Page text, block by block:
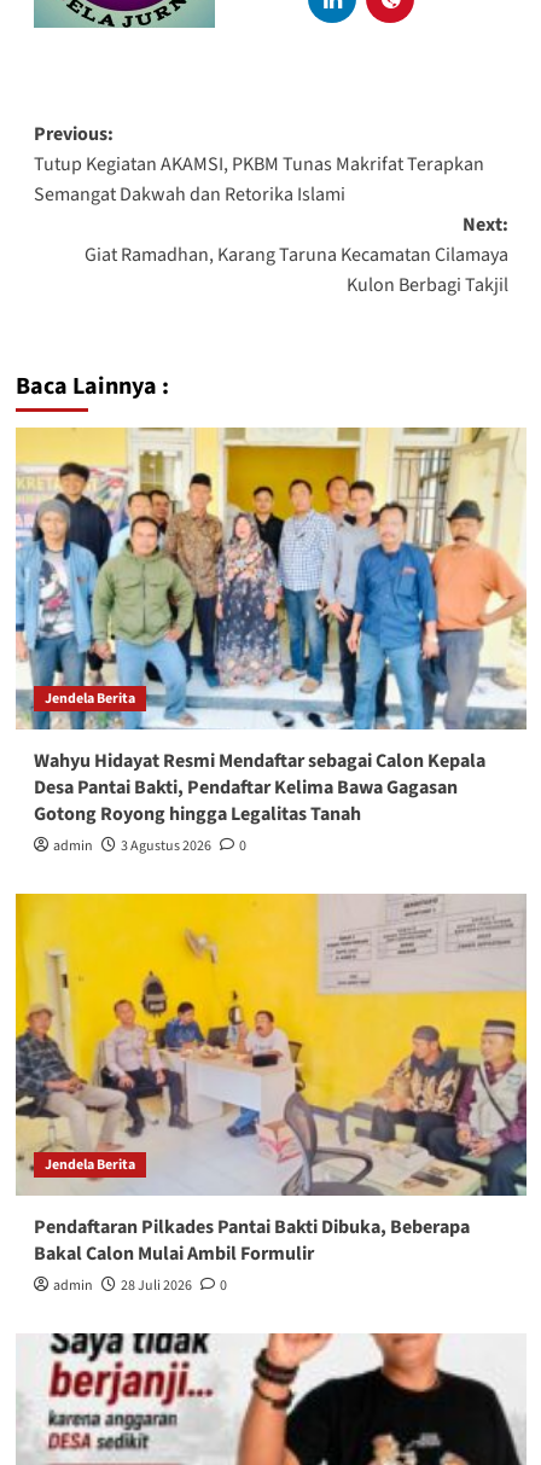
Previous:
Tutup Kegiatan AKAMSI, PKBM Tunas Makrifat Terapkan
Semangat Dakwah dan Retorika Islami
Next:
Giat Ramadhan, Karang Taruna Kecamatan Cilamaya
Kulon Berbagi Takjil
Baca Lainnya :
Jendela Berita
Wahyu Hidayat Resmi Mendaftar sebagai Calon Kepala
Desa Pantai Bakti, Pendaftar Kelima Bawa Gagasan
Gotong Royong hingga Legalitas Tanah
admin 3 Agustus 2026 0
Jendela Berita
Pendaftaran Pilkades Pantai Bakti Dibuka, Beberapa
Bakal Calon Mulai Ambil Formulir
admin 28 Juli 2026 0